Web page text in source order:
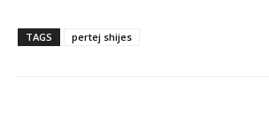
TAGS pertej shijes